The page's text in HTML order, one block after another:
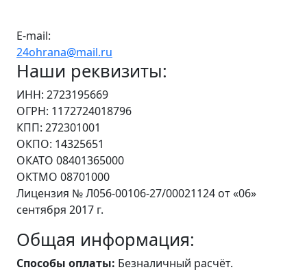
E-mail:
24ohrana@mail.ru
Наши реквизиты:
ИНН: 2723195669
ОГРН: 1172724018796
КПП: 272301001
ОКПО: 14325651
ОКАТО 08401365000
ОКТМО 08701000
Лицензия № Л056-00106-27/00021124 от «06»
сентября 2017 г.
Общая информация:
Способы оплаты: Безналичный расчёт.